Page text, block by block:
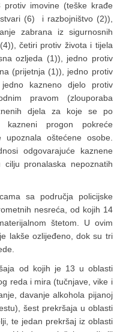
imovine (teške krađe
(6) i razbojništvo (2)),
zabrana iz sigurnosnih
četiri protiv života i tijela
ozljeda (1)), jedno protiv
(prijetnja (1)), jedno protiv
kazneno djelo protiv
pravom (zlouporaba
djela za koje se po
kazneni progon pokreće
oštećene osobe.
odgovarajuće kaznene
pronalaska nepoznatih
sa područja policijske
nesreća, od kojih 14
štetom. U ovim
lakše ozlijeđeno, dok su tri
od kojih je 13 u oblasti
reda i mira (tučnjave, vike i
davanje alkohola pijanoj
šest prekršaja u oblasti
te jedan prekršaj iz oblasti